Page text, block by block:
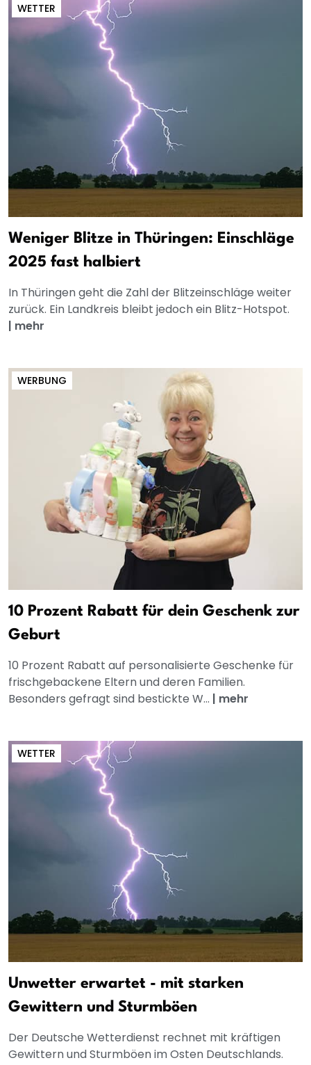
WETTER
Weniger Blitze in Thüringen: Einschläge
2025 fast halbiert
In Thüringen geht die Zahl der Blitzeinschläge weiter
zurück. Ein Landkreis bleibt jedoch ein Blitz-Hotspot.
| mehr
WERBUNG
10 Prozent Rabatt für dein Geschenk zur
Geburt
10 Prozent Rabatt auf personalisierte Geschenke für
frischgebackene Eltern und deren Familien.
Besonders gefragt sind bestickte W... | mehr
WETTER
Unwetter erwartet - mit starken
Gewittern und Sturmböen
Der Deutsche Wetterdienst rechnet mit kräftigen
Gewittern und Sturmböen im Osten Deutschlands.